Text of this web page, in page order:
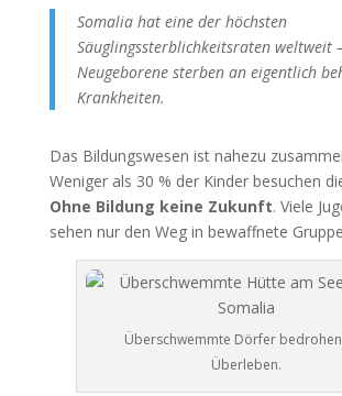
Somalia hat eine der höchsten
Säuglingssterblichkeitsraten weltweit
Neugeborene sterben an eigentlich
Krankheiten.
Das Bildungswesen ist nahezu
Weniger als 30 % der Kinder besuchen
Ohne Bildung keine Zukunft. Viele
sehen nur den Weg in bewaffnete
Überschwemmte Dörfer
Überleben.